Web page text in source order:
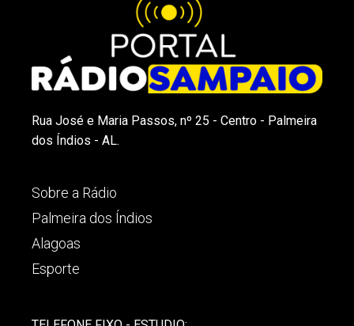
Rua José e Maria Passos, nº 25 - Centro - Palmeira
dos Índios - AL.
Sobre a Rádio
Palmeira dos Índios
Alagoas
Esporte